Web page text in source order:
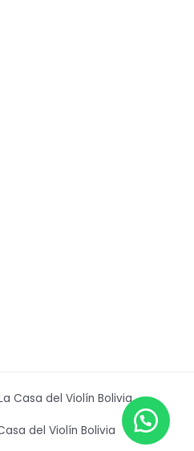
Casa del Violín Bolivia
del Violín Bolivia